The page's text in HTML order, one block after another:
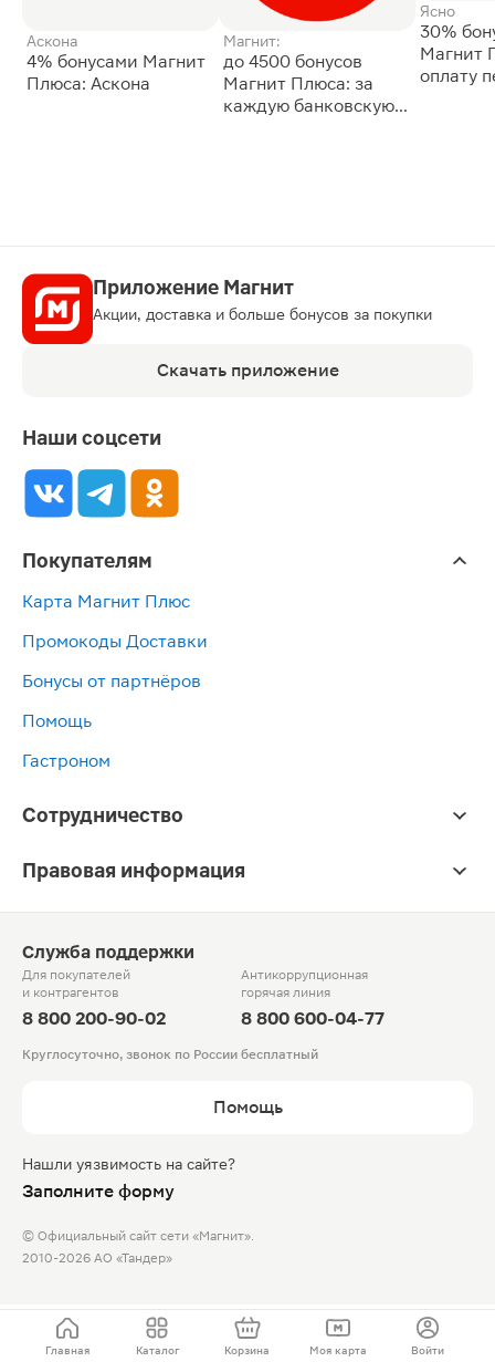
Аскона
4% бонусами Магнит
Плюса: Аскона
Магнит:
до 4500 бонусов
Магнит Плюса: за
каждую банковскую
Ясно
30%
Магнит
оплату
Приложение Магнит
Акции, доставка и больше бонусов за покупки
Скачать приложение
Наши соцсети
Покупателям
Карта Магнит Плюс
Промокоды Доставки
Бонусы от партнёров
Помощь
Гастроном
Сотрудничество
Правовая информация
Служба поддержки
Для покупателей
и контрагентов
8 800 200-90-02
Антикоррупционная
горячая линия
8 800 600-04-77
Круглосуточно, звонок по России бесплатный
Помощь
Нашли уязвимость на сайте?
Заполните форму
© Официальный сайт сети «Магнит».
2010-2026 АО «Тандер»
Главная Каталог Корзина Моя карта Войти